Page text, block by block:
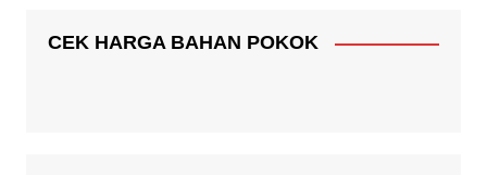
CEK HARGA BAHAN POKOK